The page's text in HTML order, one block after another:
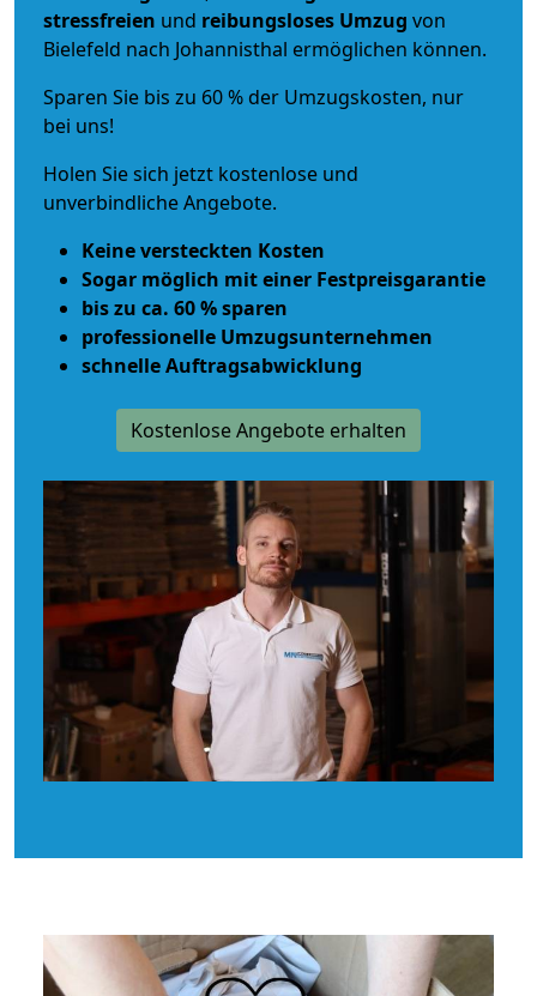
stressfreien und reibungsloses Umzug von
Bielefeld nach Johannisthal ermöglichen können.
Sparen Sie bis zu 60 % der Umzugskosten, nur
bei uns!
Holen Sie sich jetzt kostenlose und
unverbindliche Angebote.
Keine versteckten Kosten
Sogar möglich mit einer Festpreisgarantie
bis zu ca. 60 % sparen
professionelle Umzugsunternehmen
schnelle Auftragsabwicklung
Kostenlose Angebote erhalten